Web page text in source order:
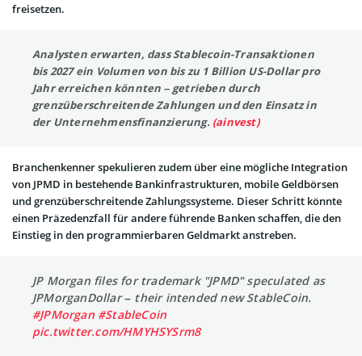
freisetzen.
Analysten erwarten, dass Stablecoin-Transaktionen
bis 2027 ein Volumen von bis zu 1 Billion US-Dollar pro
Jahr erreichen könnten – getrieben durch
grenzüberschreitende Zahlungen und den Einsatz in
der Unternehmensfinanzierung. (ainvest)
Branchenkenner spekulieren zudem über eine mögliche Integration
von JPMD in bestehende Bankinfrastrukturen, mobile Geldbörsen
und grenzüberschreitende Zahlungssysteme. Dieser Schritt könnte
einen Präzedenzfall für andere führende Banken schaffen, die den
Einstieg in den programmierbaren Geldmarkt anstreben.
JP Morgan files for trademark "JPMD" speculated as
JPMorganDollar – their intended new StableCoin.
#JPMorgan #StableCoin
pic.twitter.com/HMYHSYSrm8